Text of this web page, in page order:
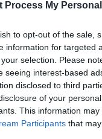
Process My
to opt-out of the sale,
information for targeted
selection. Please
seeing interest-based
disclosed to third
of your
This information
Participants that
Το όνομα
νέους
το